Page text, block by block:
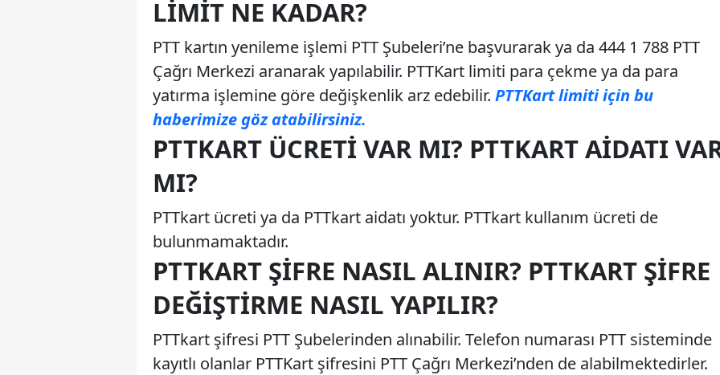
LIMIT NE KADAR?
PTT kartın yenileme işlemi PTT Şubeleri’ne başvurarak ya da 444 1 788 PTT
Çağrı Merkezi aranarak yapılabilir. PTTKart limiti para çekme ya da para
yatırma işlemine göre değişkenlik arz edebilir. PTTKart limiti için bu
haberimize göz atabilirsiniz.
PTTKART ÜCRETI VAR MI? PTTKART AIDATI
MI?
PTTkart ücreti ya da PTTkart aidatı yoktur. PTTkart kullanım ücreti de
bulunmamaktadır.
PTTKART ŞIFRE NASIL ALINIR? PTTKART ŞIFRE
DEĞIŞTIRME NASIL YAPILIR?
PTTkart şifresi PTT Şubelerinden alınabilir. Telefon numarası PTT sisteminde
kayıtlı olanlar PTTKart şifresini PTT Çağrı Merkezi’nden de alabilmektedirler.